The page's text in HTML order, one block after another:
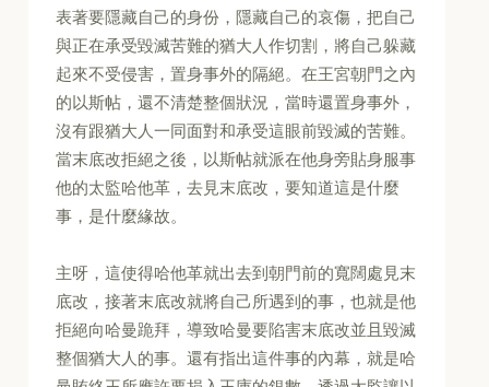
表著要隱藏自己的身份，隱藏自己的哀傷，把自己
與正在承受毀滅苦難的猶大人作切割，將自己躲藏
起來不受侵害，置身事外的隔絕。在王宮朝門之內
的以斯帖，還不清楚整個狀況，當時還置身事外，
沒有跟猶大人一同面對和承受這眼前毀滅的苦難。
當末底改拒絕之後，以斯帖就派在他身旁貼身服事
他的太監哈他革，去見末底改，要知道這是什麼
事，是什麼緣故。
主呀，這使得哈他革就出去到朝門前的寬闊處見末
底改，接著末底改就將自己所遇到的事，也就是他
拒絕向哈曼跪拜，導致哈曼要陷害末底改並且毀滅
整個猶大人的事。還有指出這件事的內幕，就是哈